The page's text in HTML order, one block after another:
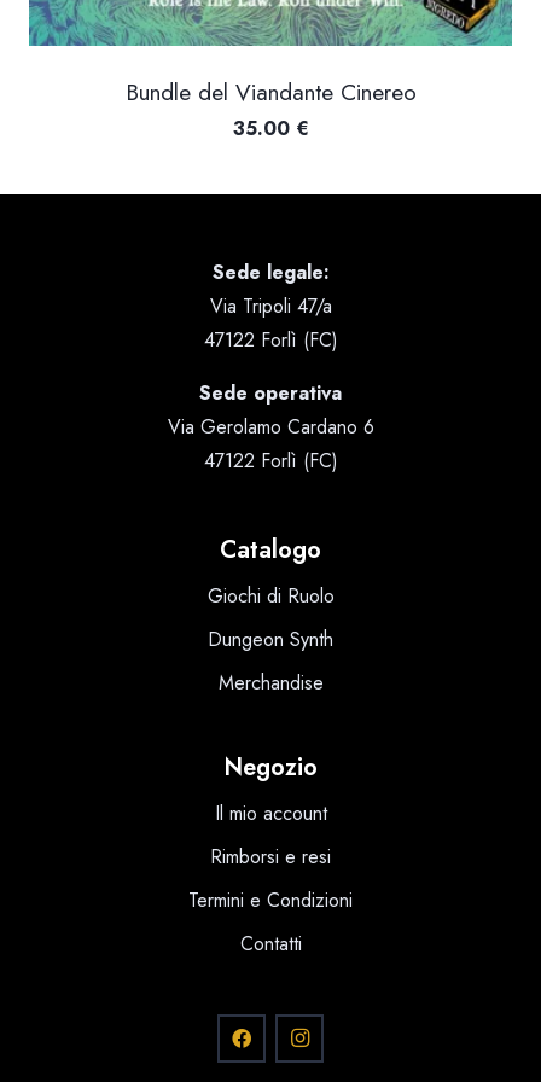
Bundle del Viandante Cinereo
35.00 €
Sede legale:
Via Tripoli 47/a
47122 Forlì (FC)
Sede operativa
Via Gerolamo Cardano 6
47122 Forlì (FC)
Catalogo
Giochi di Ruolo
Dungeon Synth
Merchandise
Negozio
Il mio account
Rimborsi e resi
Termini e Condizioni
Contatti